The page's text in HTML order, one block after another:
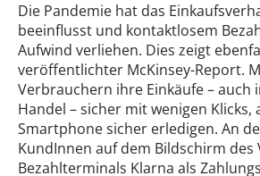
Die Pandemie hat das
beeinflusst und kontaktlosem
Aufwind verliehen. Dies zeigt
veröffentlichter McKinsey-Report.
Verbrauchern ihre Einkäufe – auch
Handel – sicher mit wenigen Klicks,
Smartphone sicher erledigen. An
KundInnen auf dem Bildschirm des
Bezahlterminals Klarna als